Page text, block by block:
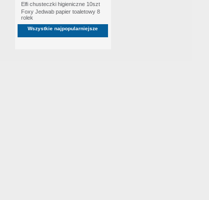
Elfi chusteczki higieniczne 10szt
Foxy Jedwab papier toaletowy 8
rolek
Wszystkie najpopularniejsze